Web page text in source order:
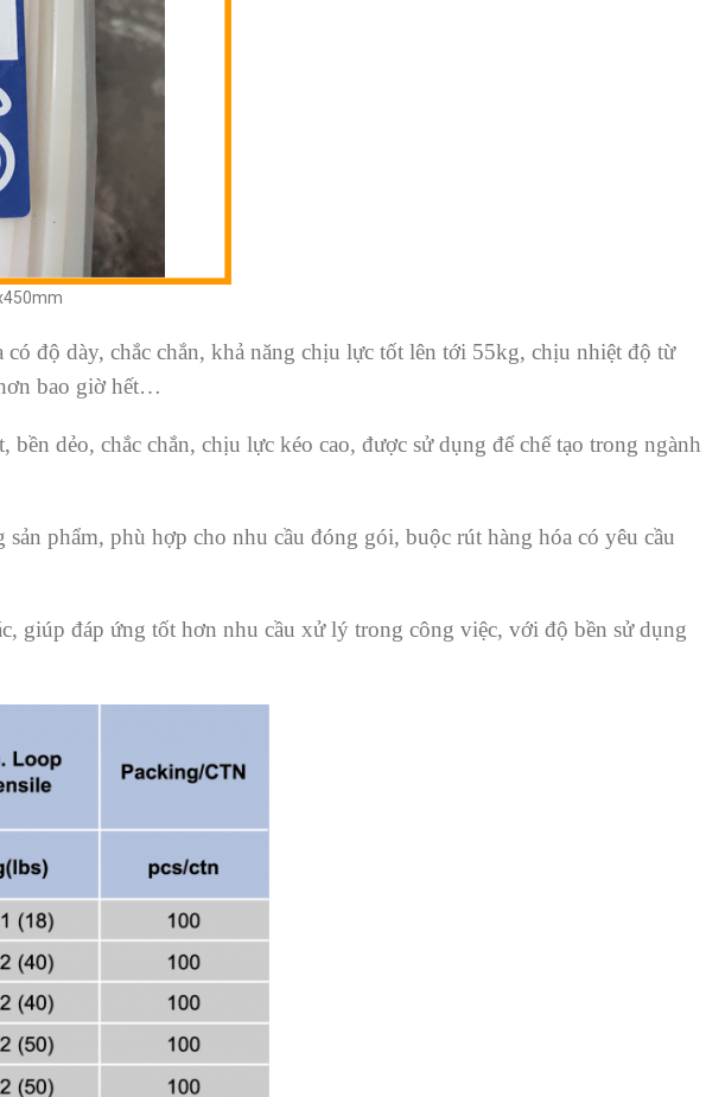
độ dày, chắc chắn, khả năng chịu lực tốt lên tới 55kg, chịu nhiệt độ từ
bao giờ hết…
dẻo, chắc chắn, chịu lực kéo cao, được sử dụng để chế tạo trong ngành
phẩm, phù hợp cho nhu cầu đóng gói, buộc rút hàng hóa có yêu cầu
giúp đáp ứng tốt hơn nhu cầu xử lý trong công việc, với độ bền sử dụng